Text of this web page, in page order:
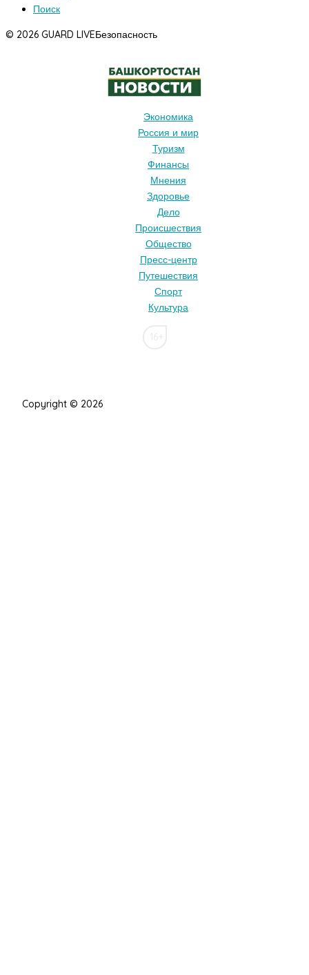
Поиск
© 2026 GUARD LIVEБезопасность
Экономика
Россия и мир
Туризм
Финансы
Мнения
Здоровье
Дело
Происшествия
Общество
Пресс-центр
Путешествия
Спорт
Культура
Copyright © 2026